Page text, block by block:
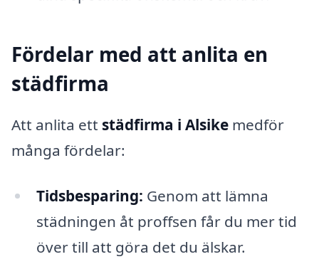
Fördelar med att anlita en
städfirma
Att anlita ett städfirma i Alsike medför
många fördelar:
Tidsbesparing: Genom att lämna
städningen åt proffsen får du mer tid
över till att göra det du älskar.